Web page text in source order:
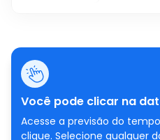
Você pode clicar na
Acesse a previsão do
clique. Selecione qualquer